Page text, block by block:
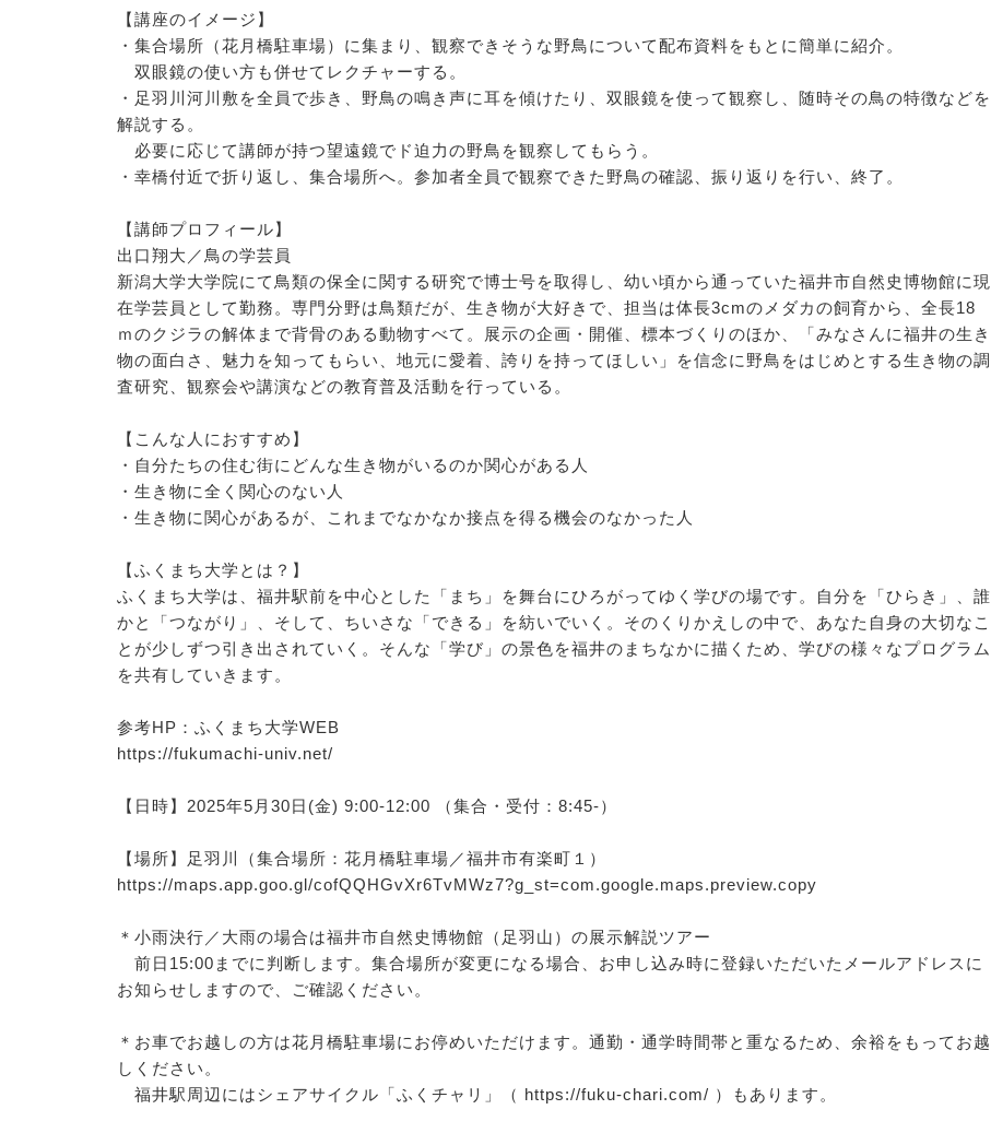
【講座のイメージ】
・集合場所（花月橋駐車場）に集まり、観察できそうな野鳥について配布資料をもとに簡単に紹介。
双眼鏡の使い方も併せてレクチャーする。
・足羽川河川敷を全員で歩き、野鳥の鳴き声に耳を傾けたり、双眼鏡を使って観察し、随時その鳥の特徴などを
解説する。
必要に応じて講師が持つ望遠鏡でド迫力の野鳥を観察してもらう。
・幸橋付近で折り返し、集合場所へ。参加者全員で観察できた野鳥の確認、振り返りを行い、終了。
【講師プロフィール】
出口翔大／鳥の学芸員
新潟大学大学院にて鳥類の保全に関する研究で博士号を取得し、幼い頃から通っていた福井市自然史博物館に現
在学芸員として勤務。専門分野は鳥類だが、生き物が大好きで、担当は体長3cmのメダカの飼育から、全長18
ｍのクジラの解体まで背骨のある動物すべて。展示の企画・開催、標本づくりのほか、「みなさんに福井の生き
物の面白さ、魅力を知ってもらい、地元に愛着、誇りを持ってほしい」を信念に野鳥をはじめとする生き物の調
査研究、観察会や講演などの教育普及活動を行っている。
【こんな人におすすめ】
・自分たちの住む街にどんな生き物がいるのか関心がある人
・生き物に全く関心のない人
・生き物に関心があるが、これまでなかなか接点を得る機会のなかった人
【ふくまち大学とは？】
ふくまち大学は、福井駅前を中心とした「まち」を舞台にひろがってゆく学びの場です。自分を「ひらき」、誰
かと「つながり」、そして、ちいさな「できる」を紡いでいく。そのくりかえしの中で、あなた自身の大切なこ
とが少しずつ引き出されていく。そんな「学び」の景色を福井のまちなかに描くため、学びの様々なプログラム
を共有していきます。
参考HP：ふくまち大学WEB
https://fukumachi-univ.net/
【日時】2025年5月30日(金) 9:00-12:00 （集合・受付：8:45-）
【場所】足羽川（集合場所：花月橋駐車場／福井市有楽町１）
https://maps.app.goo.gl/cofQQHGvXr6TvMWz7?g_st=com.google.maps.preview.copy
＊小雨決行／大雨の場合は福井市自然史博物館（足羽山）の展示解説ツアー
前日15:00までに判断します。集合場所が変更になる場合、お申し込み時に登録いただいたメールアドレスに
お知らせしますので、ご確認ください。
＊お車でお越しの方は花月橋駐車場にお停めいただけます。通勤・通学時間帯と重なるため、余裕をもってお越
しください。
福井駅周辺にはシェアサイクル「ふくチャリ」（ https://fuku-chari.com/ ）もあります。